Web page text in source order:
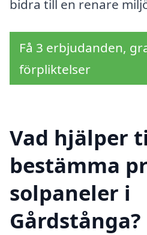
bidra till en renare
Få 3 erbjudanden,
förpliktelser
Vad hjälper
bestämma
solpaneler i
Gårdstånga?